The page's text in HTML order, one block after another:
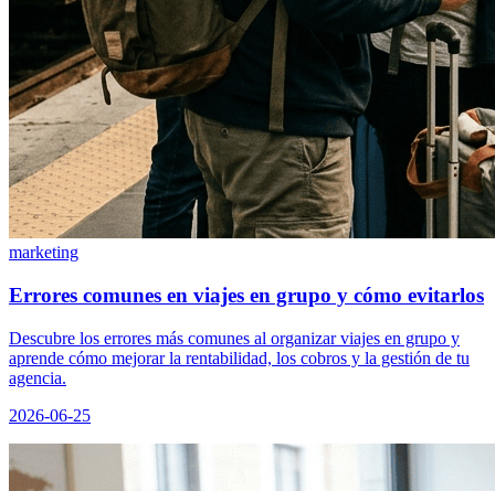
marketing
Errores comunes en viajes en grupo y cómo evitarlos
Descubre los errores más comunes al organizar viajes en grupo y
aprende cómo mejorar la rentabilidad, los cobros y la gestión de tu
agencia.
2026-06-25